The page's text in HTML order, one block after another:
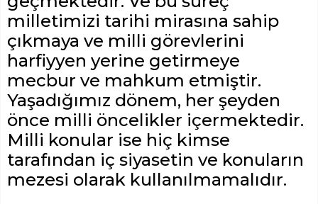
milletimizi tarihi mirasına sahip
çıkmaya ve milli görevlerini
harfiyyen yerine getirmeye
mecbur ve mahkum etmiştir.
Yaşadığımız dönem, her şeyden
önce milli öncelikler içermektedir.
Milli konular ise hiç kimse
tarafından iç siyasetin ve konuların
mezesi olarak kullanılmamalıdır.